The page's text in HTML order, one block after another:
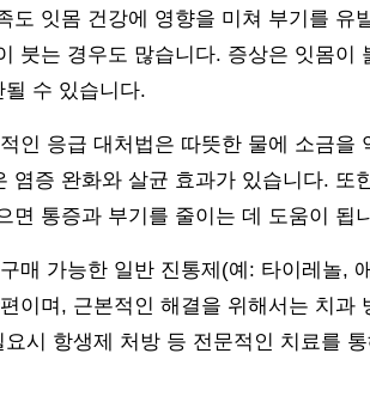
도 잇몸 건강에 영향을 미쳐 부기를 유
붓는 경우도 많습니다. 증상은 잇몸이
수 있습니다.
인 응급 대처법은 따뜻한 물에 소금을
염증 완화와 살균 효과가 있습니다. 또
면 통증과 부기를 줄이는 데 도움이 됩
매 가능한 일반 진통제(예: 타이레놀,
이며, 근본적인 해결을 위해서는 치과
시 항생제 처방 등 전문적인 치료를